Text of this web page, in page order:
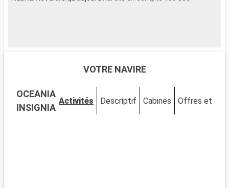
VOTRE NAVIRE
OCEANIA
INSIGNIA
Activités Descriptif Cabines Offres et